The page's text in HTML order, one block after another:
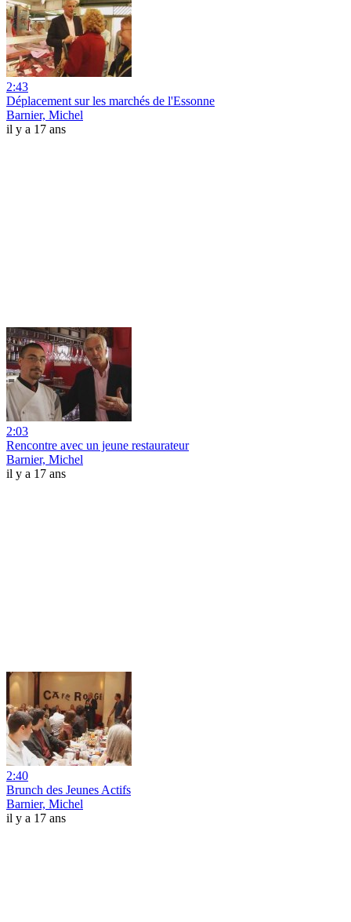
2:43
Déplacement sur les marchés de l'Essonne
Barnier, Michel
il y a 17 ans
2:03
Rencontre avec un jeune restaurateur
Barnier, Michel
il y a 17 ans
2:40
Brunch des Jeunes Actifs
Barnier, Michel
il y a 17 ans